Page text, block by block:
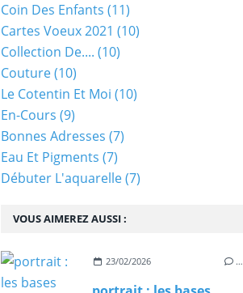
VOUS AIMEREZ AUSSI :
23/02/2026 …
Coin Des Enfants (11)
Cartes Voeux 2021 (10)
Collection De.... (10)
Couture(10)
Le Cotentin Et Moi (10)
En-Cours (9)
Bonnes Adresses (7)
Eau Et Pigments (7)
Débuter L'aquarelle(7)